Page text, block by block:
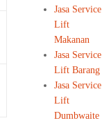
Jasa Service
Lift
Makanan
Jasa Service
Lift Barang
Jasa Service
Lift
Dumbwaite